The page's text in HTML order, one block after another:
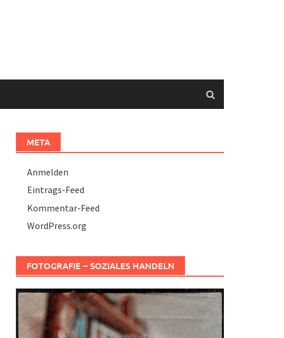
META
Anmelden
Eintrags-Feed
Kommentar-Feed
WordPress.org
FOTOGRAFIE – SOZIALES HANDELN